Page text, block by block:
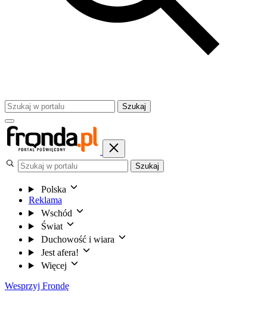
Szukaj
Szukaj
Polska
Reklama
Wschód
Świat
Duchowość i wiara
Jest afera!
Więcej
Wesprzyj Frondę